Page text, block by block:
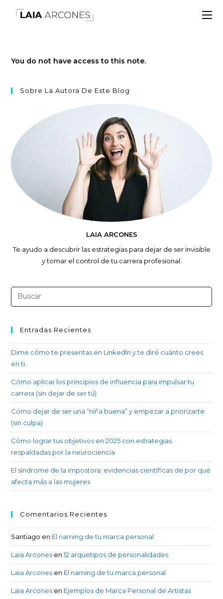
You do not have access to this note.
Sobre La Autora De Este Blog
LAIA ARCONES
Te ayudo a descubrir las estrategias para dejar de ser invisible
y tomar el control de tu carrera profesional.
Entradas Recientes
Dime cómo te presentas en LinkedIn y te diré cuánto crees
en ti.
Cómo aplicar los principios de influencia para impulsar tu
carrera (sin dejar de ser tú)
Cómo dejar de ser una “niña buena” y empezar a priorizarte
(sin culpa)
Cómo lograr tus objetivos en 2025 con estrategias
respaldadas por la neurociencia
El síndrome de la impostora: evidencias científicas de por qué
afecta más a las mujeres
Comentarios Recientes
Santiago en El naming de tu marca personal
Laia Arcones en12 arquetipos de personalidades
Laia Arcones en El naming de tu marca personal
Laia Arcones en Ejemplos de Marca Personal de Artistas